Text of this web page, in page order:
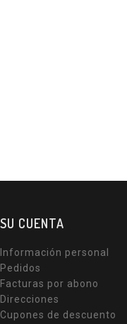
SU CUENTA
Información personal
Pedidos
Facturas por abono
Direcciones
Cupones de descuento